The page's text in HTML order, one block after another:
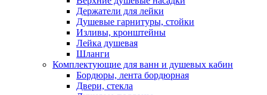
Держатели для лейки
Душевые гарнитуры, стойки
Изливы, кронштейны
Лейка душевая
Шланги
Комплектующие для ванн и душевых кабин
Бордюры, лента бордюрная
Двери, стекла